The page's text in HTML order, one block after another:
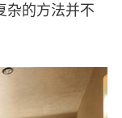
杂的方法并不